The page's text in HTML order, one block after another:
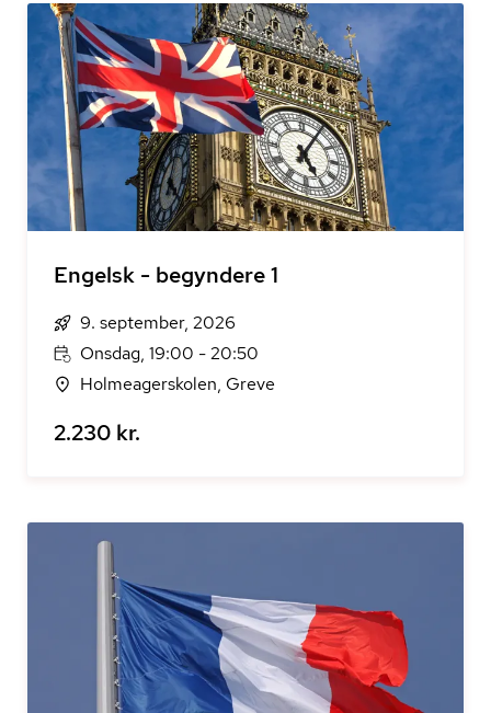
Engelsk - begyndere 1
9. september, 2026
Onsdag, 19:00 - 20:50
Holmeagerskolen, Greve
2.230 kr.